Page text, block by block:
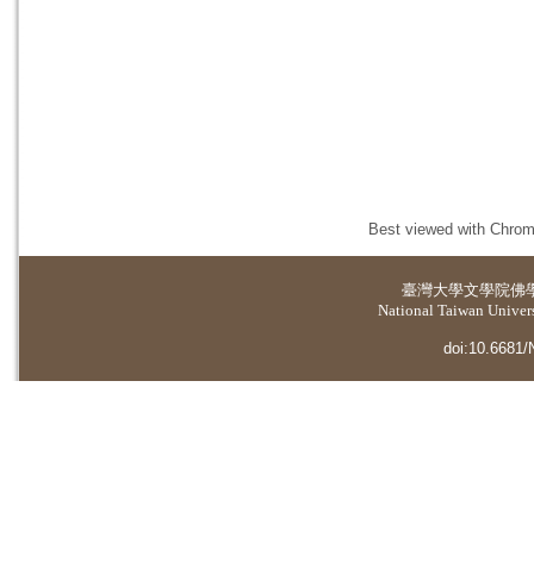
Best viewed with
臺灣大學文學院佛
National Taiwan
doi:10.6681/